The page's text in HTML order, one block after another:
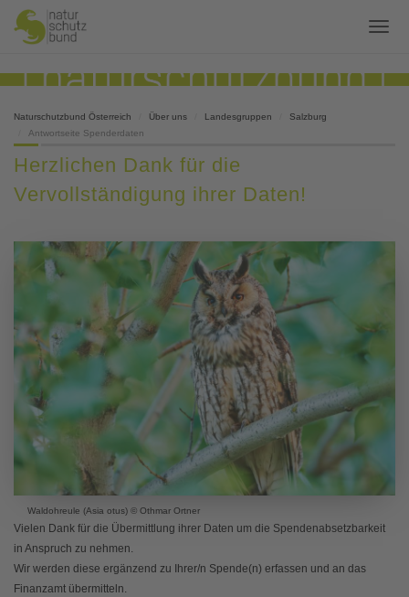
Naturschutzbund Österreich Über uns Landesgruppen
Salzburg
Antwortseite Spenderdaten
Herzlichen Dank für die
Vervollständigung ihrer Daten!
Waldohreule (Asia otus) © Othmar Ortner
Vielen Dank für die Übermittlung ihrer Daten um die Spendenabsetzbarkeit
in Anspruch zu nehmen.
Wir werden diese ergänzend zu Ihrer/n Spende(n) erfassen und an das
Finanzamt übermitteln.